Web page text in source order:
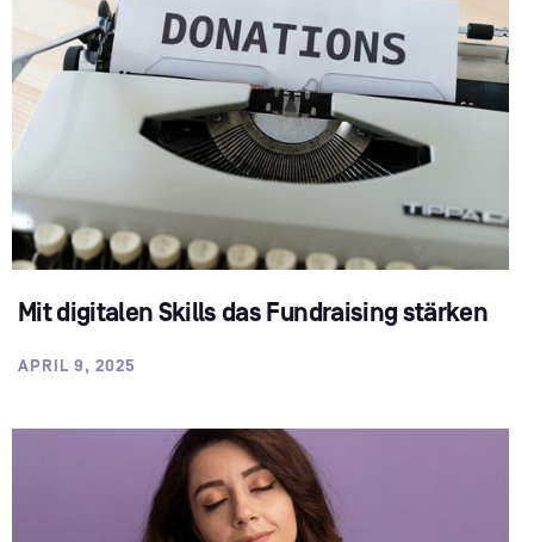
Mit digitalen Skills das Fundraising stärken
APRIL 9, 2025